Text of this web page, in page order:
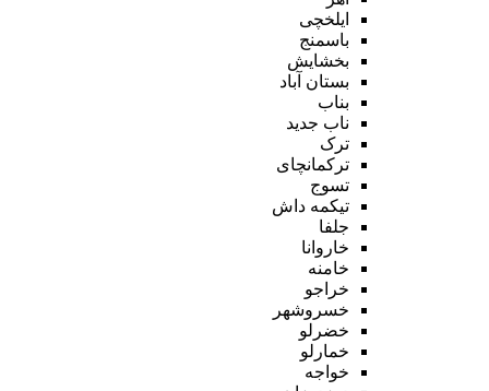
ایلخچی
باسمنج
بخشایش
بستان آباد
بناب
ناب جدید
ترک
ترکمانچای
تسوج
تیکمه داش
جلفا
خاروانا
خامنه
خراجو
خسروشهر
خضرلو
خمارلو
خواجه